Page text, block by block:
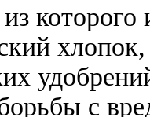
которого
с